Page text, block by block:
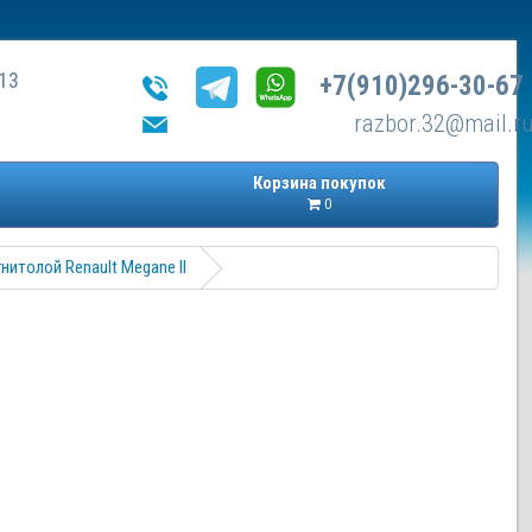
+7(910)296-30-67
Корзина покупок
0
Renault Megane II